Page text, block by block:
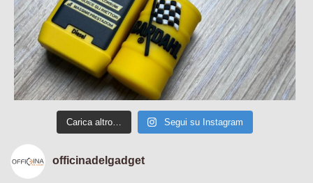
Carica altro… Segui su Instagram
officinadelgadget